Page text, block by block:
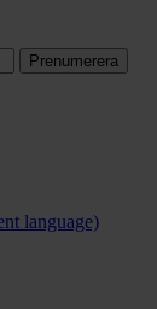
Prenumerera
language)